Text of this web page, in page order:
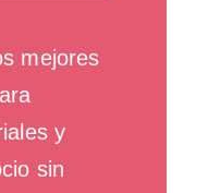
mejores
y
sin